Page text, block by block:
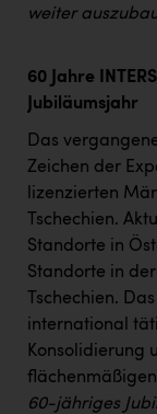
weiter
60 Jahre
Jubiläumsjahr
Das
Zeichen der
lizenzierten
Tschechien.
Standorte in
Standorte in
Tschechien.
international
Konsolidierung
flächenmäßigen
60-jähriges